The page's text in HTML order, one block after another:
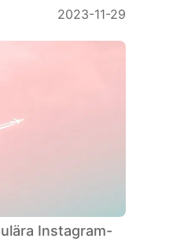
2023-11-29
Instagram-